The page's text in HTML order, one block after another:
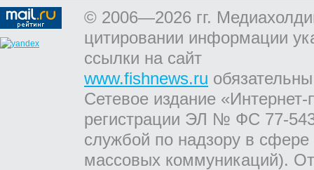
© 2006—2026 гг.
цитировании информации
ссылки на сайт
www.fishnews.ru
Сетевое издание
регистрации ЭЛ № ФС 77-
службой по надзору в
массовых коммуникаций).